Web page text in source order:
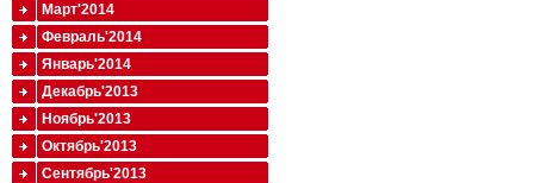
Март'2014
Февраль'2014
Январь'2014
Декабрь'2013
Ноябрь'2013
Октябрь'2013
Сентябрь'2013